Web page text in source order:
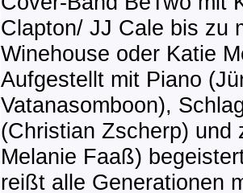
Clapton/ JJ Cale bis zu
Winehouse oder Katie
Aufgestellt mit Piano
Vatanasomboon),
(Christian Zscherp) und
Melanie Faaß)
reißt alle Generationen